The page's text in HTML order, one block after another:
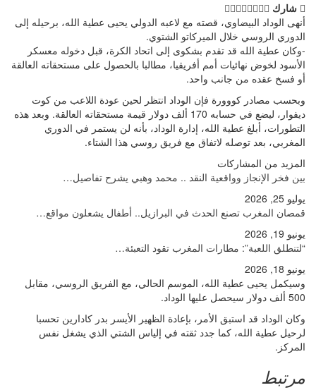
شارك
أنهى الوداد البيضاوي، قصته مع لاعبه الدولي يحيى عطية الله، برحيله إلى
الدوري الروسي خلال الميركاتو الشتوي.
-وكان عطية الله قد تقدم بشكوى إلى اتحاد الكرة، قبل دخوله معسكر
الأسود لخوض نهائيات أمم أفريقيا، مطالبا بالحصول على مستحقاته العالقة
أو فسخ عقده من جانب واحد.
وبحسب مصادر كووورة فإن الوداد انتظر لحين عودة اللاعب من كوت
ديفوار، ليضع في حسابه 170 ألف دولار قيمة مستحقاته العالقة. وبعد هذه
التطورات، أبلغ عطية الله، إدارة الوداد، بأنه لن يستمر في الدوري
المغربي، بعد توصله لاتفاق مع فريق روسي هذا الشتاء.
المزيد من المشاركات
بين فخر الإنجاز وواقعية النقد .. محمد وهبي يشرح تفاصيل…
يوليو 25, 2026
قمصان المغرب تصنع الحدث في البرازيل.. أطفال يشعلون مواقع…
يونيو 19, 2026
“لتنطلق اللعبة”: مطارات المغرب تقود التعبئة…
يونيو 18, 2026
وسيكمل يحيى عطية الله، الموسم الحالي، مع الفريق الروسي، مقابل
500 ألف دولار سيحصل عليها الوداد.
وكان الوداد قد استبق الأمر، بإعادة الظهير الأيسر بدر كادارين تحسبا
لرحيل عطية الله، كما جدد ثقته في إلياس الشتي الذي يشغل نفس
المركز.
مرتبط